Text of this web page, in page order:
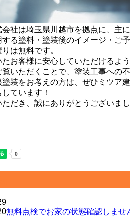
会社は埼玉県川越市を拠点に、主
る塗料・塗装後のイメージ・ご
は無料です。
お客様に安心していただけるよ
いただくことで、塗装工事への
装をお考えの方は、ぜひミツア
ています！
だき、誠にありがとうございまし
無料点検でお家の状態確認しませ